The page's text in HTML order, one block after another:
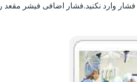
وارد نکنید.فشار اضافی فیشر مقعد را